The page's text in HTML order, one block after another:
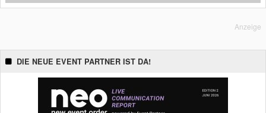
Anzeige
DIE NEUE EVENT PARTNER IST DA!